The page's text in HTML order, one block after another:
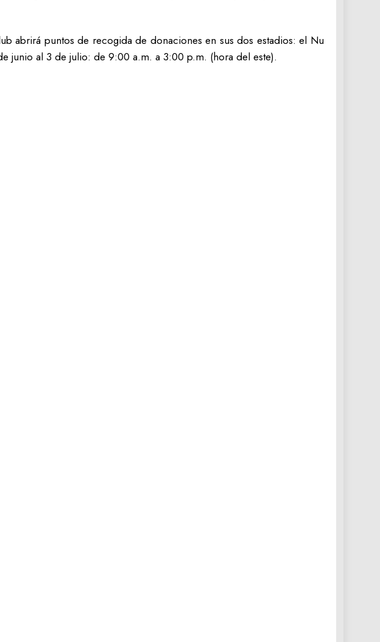
abrirá puntos de recogida de donaciones en sus dos estadios: el Nu
junio al 3 de julio: de 9:00 a.m. a 3:00 p.m. (hora del este).